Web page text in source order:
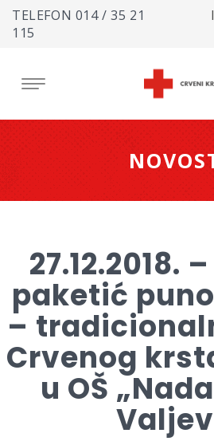
TELEFON 014 / 35 21
115
27.12.2018.
paketić
–
Crvenog
u OŠ